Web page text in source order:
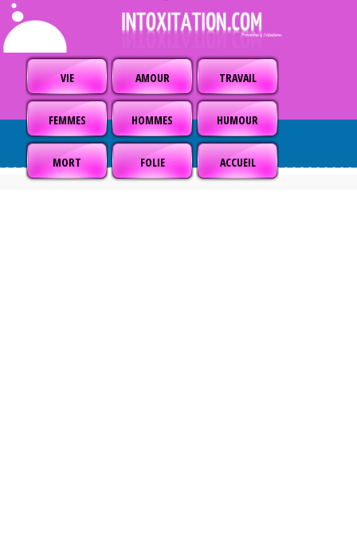
VIE AMOUR TRAVAIL
FEMMES HOMMES HUMOUR
MORT FOLIE ACCUEIL